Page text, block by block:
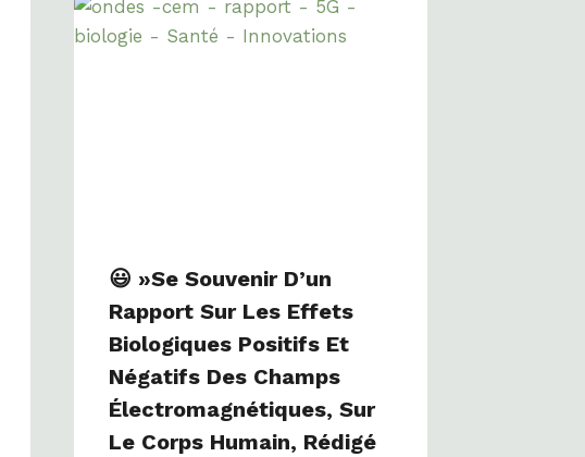
😃 »Se Souvenir D’un
Rapport Sur Les Effets
Biologiques Positifs Et
Négatifs Des Champs
Électromagnétiques, Sur
Le Corps Humain, Rédigé